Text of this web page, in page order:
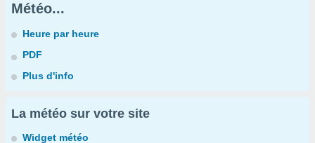
Météo...
Heure par heure
PDF
Plus d'info
La météo sur votre site
Widget météo